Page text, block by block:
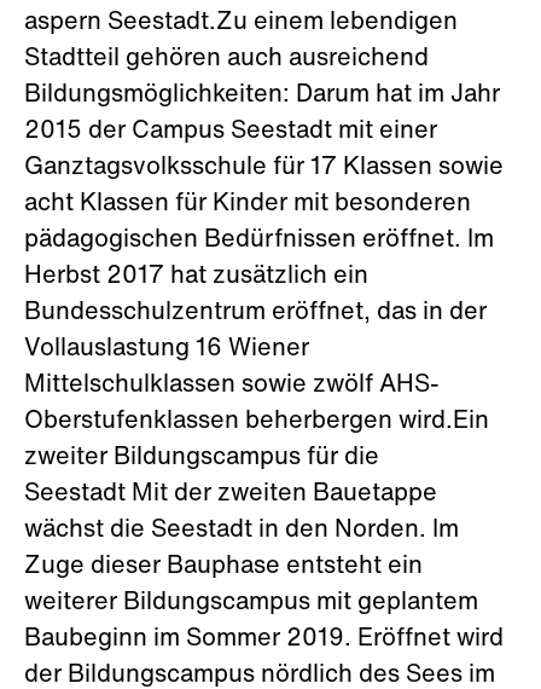
aspern Seestadt.Zu einem lebendigen
Stadtteil gehören auch ausreichend
Bildungsmöglichkeiten: Darum hat im Jahr
2015 der Campus Seestadt mit einer
Ganztagsvolksschule für 17 Klassen sowie
acht Klassen für Kinder mit besonderen
pädagogischen Bedürfnissen eröffnet. Im
Herbst 2017 hat zusätzlich ein
Bundesschulzentrum eröffnet, das in der
Vollauslastung 16 Wiener
Mittelschulklassen sowie zwölf AHS-
Oberstufenklassen beherbergen wird.Ein
zweiter Bildungscampus für die
Seestadt Mit der zweiten Bauetappe
wächst die Seestadt in den Norden. Im
Zuge dieser Bauphase entsteht ein
weiterer Bildungscampus mit geplantem
Baubeginn im Sommer 2019. Eröffnet wird
der Bildungscampus nördlich des Sees im